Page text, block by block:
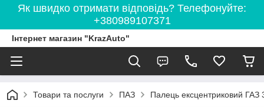
Як швидко отримати відповідь? Телефонуйте:
+380989107371
Інтернет магазин "KrazAuto"
Товари та послуги ПАЗ Палець ексцентриковий